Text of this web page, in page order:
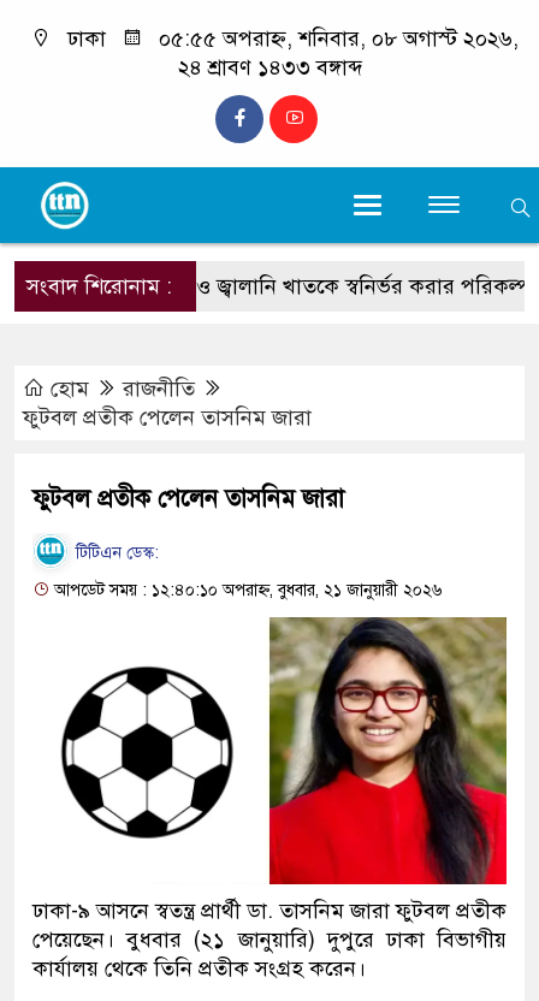
ঢাকা
০৫:৫৫ অপরাহ্ন, শনিবার, ০৮ অগাস্ট ২০২৬,
২৪ শ্রাবণ ১৪৩৩ বঙ্গাব্দ
সংবাদ শিরোনাম :
শিক্ষা, স্বাস্থ্য ও জ্বালানি খাতকে স্বনির্ভর করার পরিকল্পনা
হোম
রাজনীতি
ফুটবল প্রতীক পেলেন তাসনিম জারা
ফুটবল প্রতীক পেলেন তাসনিম জারা
টিটিএন ডেস্ক:
আপডেট সময় : ১২:৪০:১০ অপরাহ্ন, বুধবার, ২১ জানুয়ারী ২০২৬
ঢাকা-৯ আসনে স্বতন্ত্র প্রার্থী ডা. তাসনিম জারা ফুটবল প্রতীক
পেয়েছেন। বুধবার (২১ জানুয়ারি) দুপুরে ঢাকা বিভাগীয়
কার্যালয় থেকে তিনি প্রতীক সংগ্রহ করেন।